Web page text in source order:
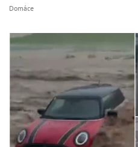
Domáce